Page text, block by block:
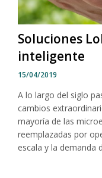
Soluciones
inteligente
15/04/2019
A lo largo del siglo
cambios
mayoría de las
reemplazadas por
escala y la demanda